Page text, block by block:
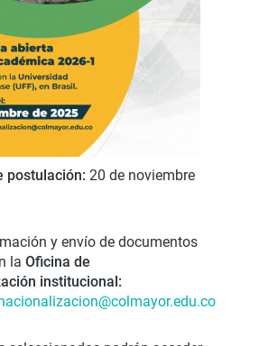
postulación: 20 de noviembre
y envío de documentos
la Oficina de
institucional: